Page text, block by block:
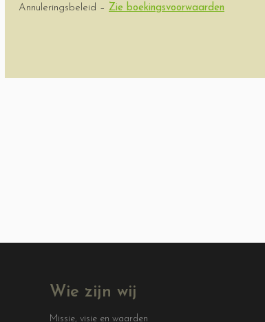
Annuleringsbeleid – Zie boekingsvoorwaarden
Wie zijn wij
Missie, visie en waarden